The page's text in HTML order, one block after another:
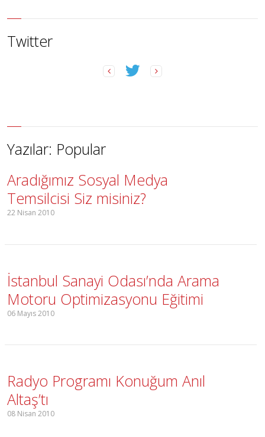
Twitter
Yazılar: Popular
Aradığımız Sosyal Medya
Temsilcisi Siz misiniz?
22 Nisan 2010
İstanbul Sanayi Odası’nda Arama
Motoru Optimizasyonu Eğitimi
06 Mayıs 2010
Radyo Programı Konuğum Anıl
Altaş’tı
08 Nisan 2010